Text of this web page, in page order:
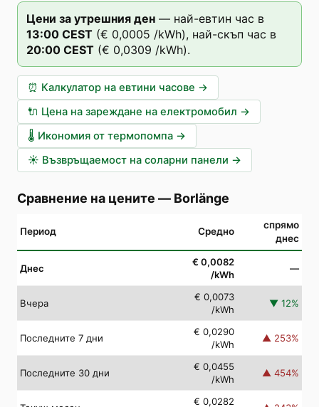
Цени за утрешния ден — най-евтин час в
13:00 CEST (€ 0,0005 /kWh), най-скъп час в
20:00 CEST (€ 0,0309 /kWh).
⏰ Калкулатор на евтини часове →
🔌 Цена на зареждане на електромобил →
🌡️ Икономия от термопомпа →
☀️ Възвръщаемост на соларни панели →
Сравнение на цените — Borlänge
Период Средно
спрямо
днес
Днес
€ 0,0082
/kWh
—
Вчера
€ 0,0073
/kWh
▼ 12%
Последните 7 дни
€ 0,0290
/kWh
▲ 253%
Последните 30 дни
€ 0,0455
/kWh
▲ 454%
€ 0,0282